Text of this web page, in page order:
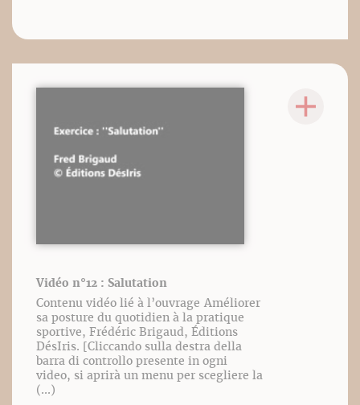
Vidéo n°12 : Salutation
Contenu vidéo lié à l’ouvrage Améliorer
sa posture du quotidien à la pratique
sportive, Frédéric Brigaud, Éditions
DésIris. [Cliccando sulla destra della
barra di controllo presente in ogni
video, si aprirà un menu per scegliere la
(...)